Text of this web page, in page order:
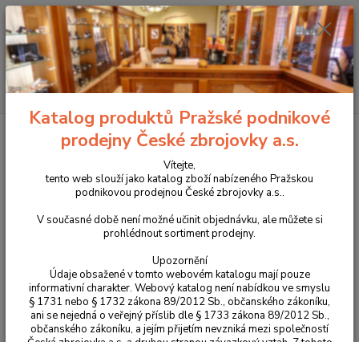
Menu
Hledat
+420 225 375 800
Příslušenství, doplňky a náhradní díly
Pro dlouhé zbraně
Pětiranný ocelový zásobník pro malorážky CZ 452/453 v ráži
Pětiranný ocelový zásobník pro
malorážky CZ 452/453 v ráži
.17HMR a .22WMR
Katalog produktů Pražské podnikové
prodejny České zbrojovky a.s.
Vítejte,
tento web slouží jako katalog zboží nabízeného Pražskou
podnikovou prodejnou České zbrojovky a.s..
V současné době není možné učinit objednávku, ale můžete si
prohlédnout sortiment prodejny.
Upozornění
Údaje obsažené v tomto webovém katalogu mají pouze
informativní charakter. Webový katalog není nabídkou ve smyslu
§ 1731 nebo § 1732 zákona 89/2012 Sb., občanského zákoníku,
ani se nejedná o veřejný příslib dle § 1733 zákona 89/2012 Sb.,
občanského zákoníku, a jejím přijetím nevzniká mezi společností